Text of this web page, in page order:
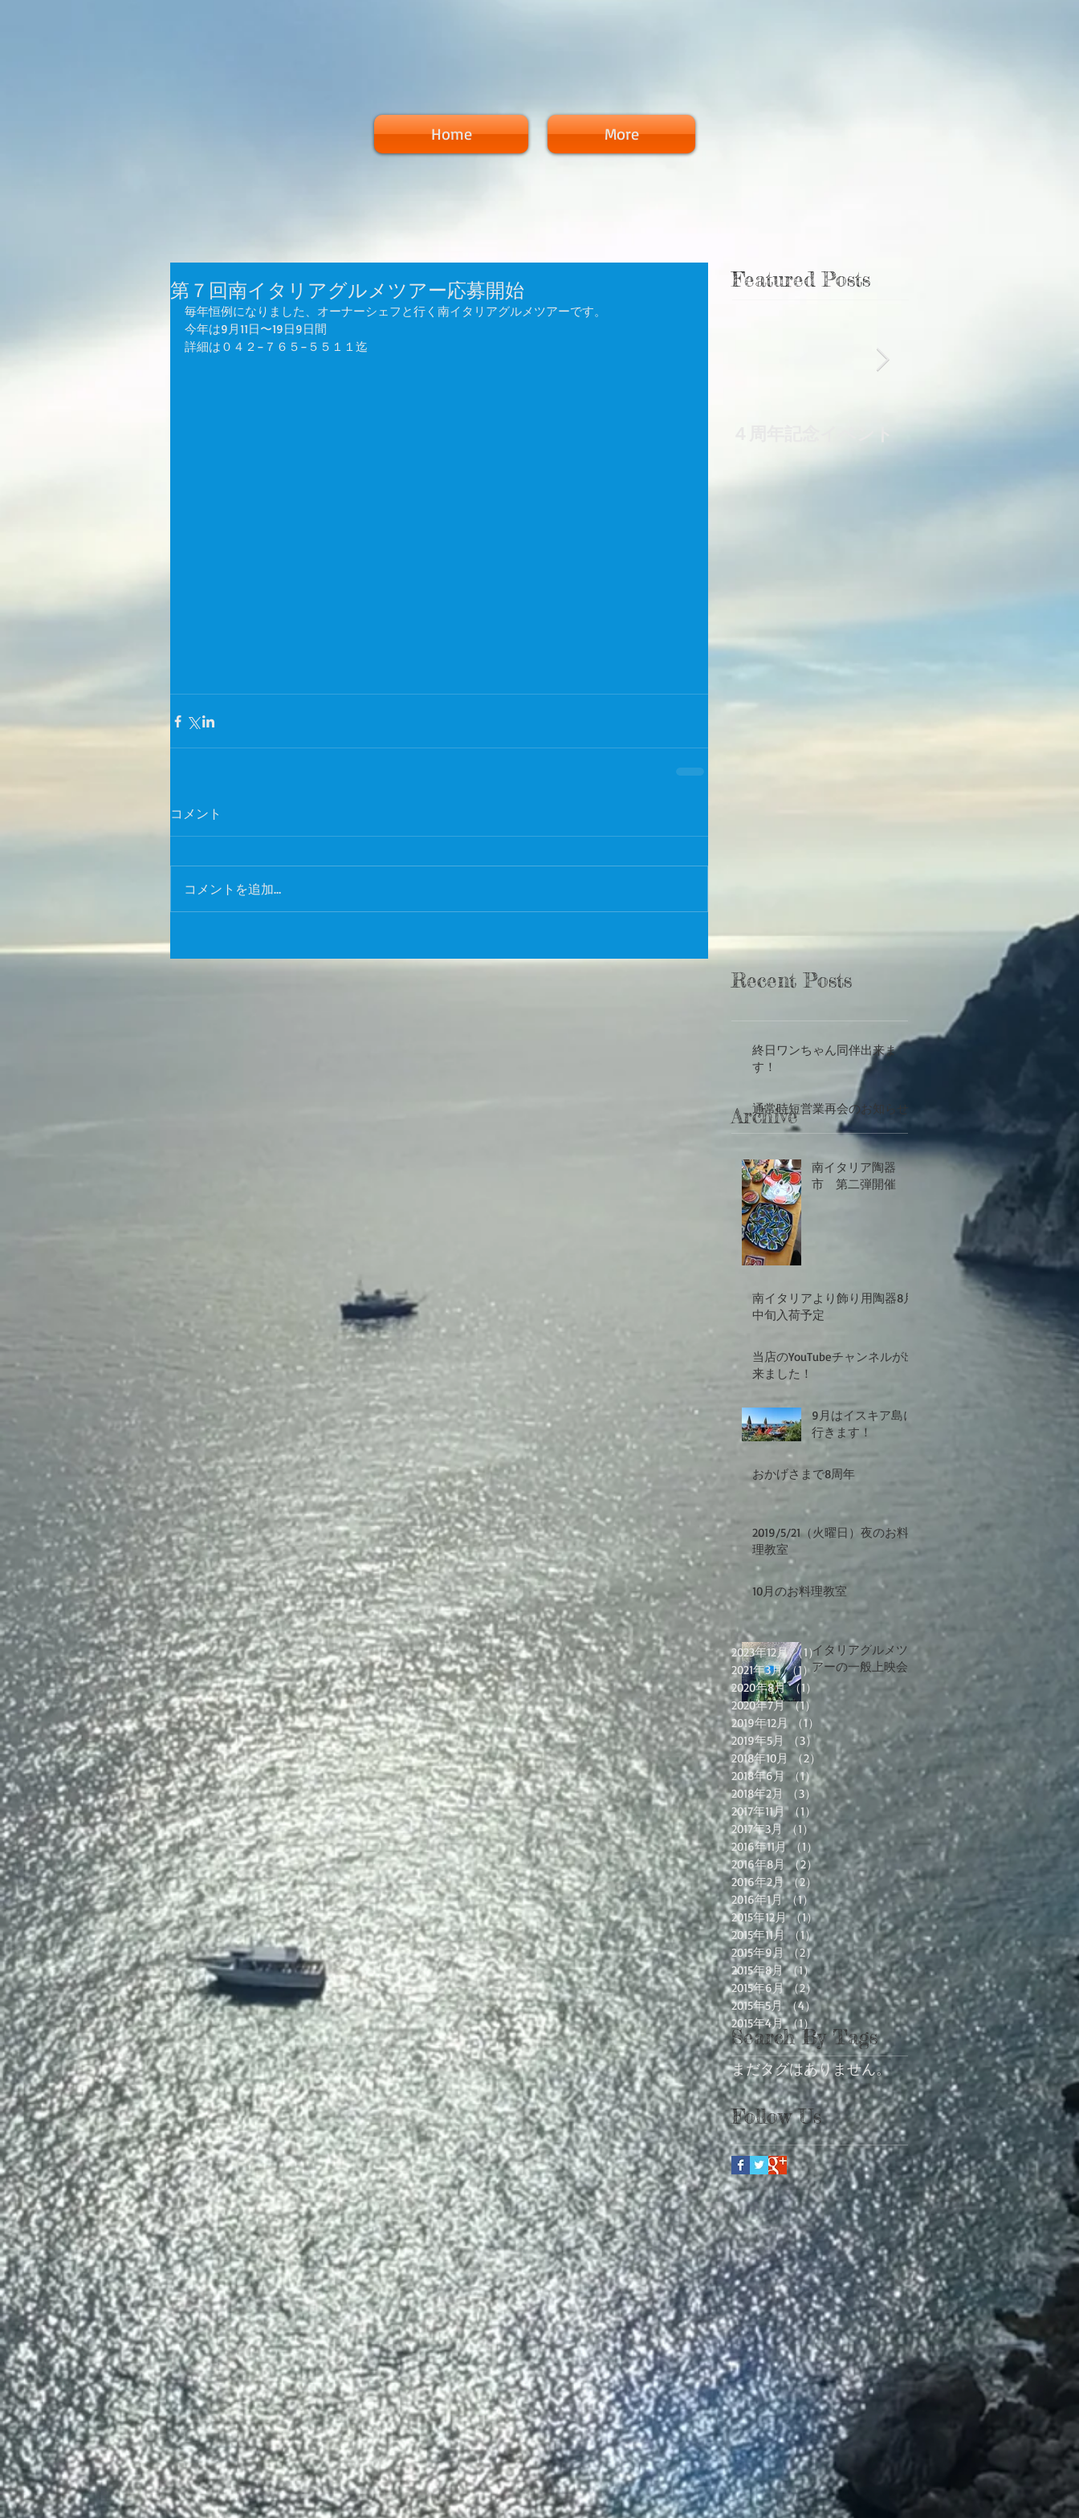
Home More
第７回南イタリアグルメツアー応募開始
毎年恒例になりました、オーナーシェフと行く南イタリアグルメツアーです。
今年は9月11日〜19日9日間
詳細は０４２−７６５−５５１１迄
コメント
コメントを追加…
Featured Posts
４周年記念イベント
Recent Posts
終日ワンちゃん同伴出来ま
す！
通常時短営業再会のお知らせ
南イタリア陶器
市 第二弾開催
南イタリアより飾り用陶器8月
中旬入荷予定
当店のYouTubeチャンネルが出
来ました！
9月はイスキア島に
行きます！
おかげさまで8周年
2019/5/21（火曜日）夜のお料
理教室
10月のお料理教室
イタリアグルメツ
アーの一般上映会
Search By Tags
2023年12月 （1）1件の記事
2021年3月 （1）1件の記事
2020年8月 （1）1件の記事
2020年7月 （1）
1件の記事
2019年12月 （1） 1件の記事
2019年5月
（3）3件の記事
2018年10月 （2）2件の記事
2018年6月 （1）1件の記事
2018年2月
（3）3件の記事
2017年11月 （1） 1件の記事
2017年3月 （1）1件の記事
2016年11月 （1）1件の記事
2016年8月 （2）2件の記事
2016年2月 （2）2件の記事
2016年1月 （1）1件の記事
2015年12月 （1）1件の記事
2015年11月 （1）1件の記事
2015年9月 （2）2件の記事
2015年8月 （1）1件の記事
2015年6月 （2）2件の記事
2015年5月 （4）4件の記事
2015年4月 （1）1件の記事
Archive
まだタグはありません。
Follow Us